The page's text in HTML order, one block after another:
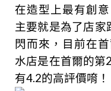
在造型上最有創
主要就是為了店家
閃而來，目前在
水店是在首爾的第
有4.2的高評價唷！